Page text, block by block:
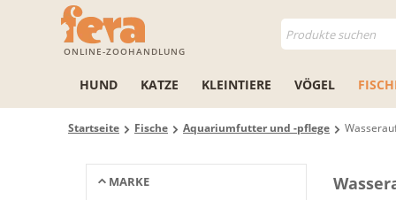
ONLINE-ZOOHANDLUNG
HUND KATZE KLEINTIERE VÖGEL
Startseite Fische Aquariumfutter und -pflege
MARKE